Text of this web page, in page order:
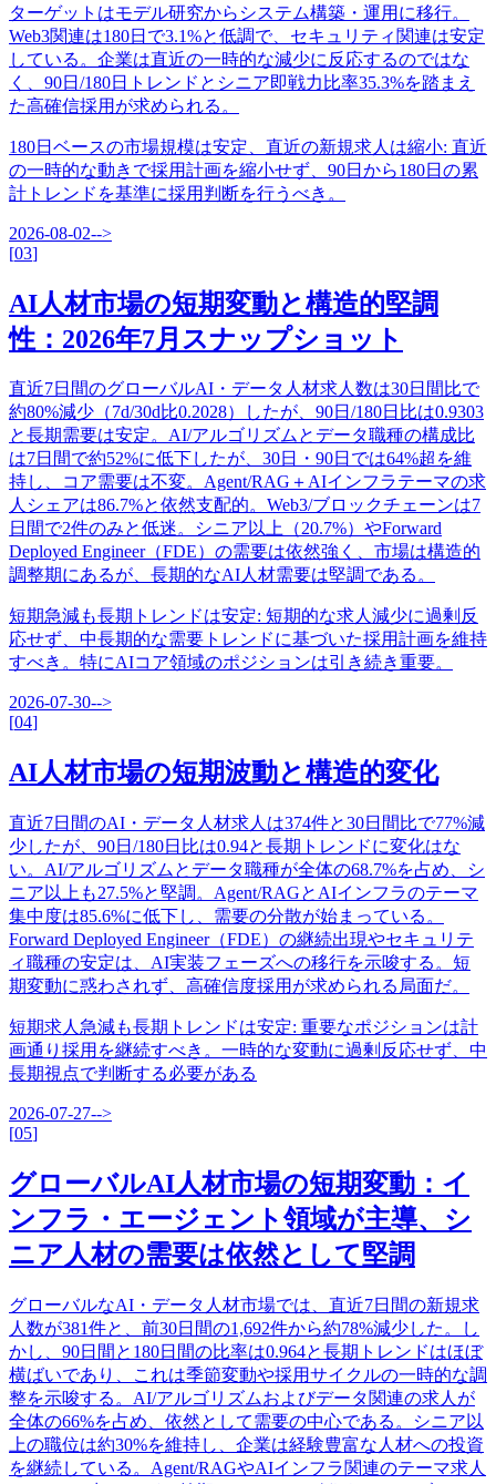
ターゲットはモデル研究からシステム構築・運用に移行。
Web3関連は180日で3.1%と低調で、セキュリティ関連は安定
している。企業は直近の一時的な減少に反応するのではな
く、90日/180日トレンドとシニア即戦力比率35.3%を踏まえ
た高確信採用が求められる。
180日ベースの市場規模は安定、直近の新規求人は縮小: 直近
の一時的な動きで採用計画を縮小せず、90日から180日の累
計トレンドを基準に採用判断を行うべき。
2026-08-02-->
[03]
AI人材市場の短期変動と構造的堅調
性：2026年7月スナップショット
直近7日間のグローバルAI・データ人材求人数は30日間比で
約80%減少（7d/30d比0.2028）したが、90日/180日比は0.9303
と長期需要は安定。AI/アルゴリズムとデータ職種の構成比
は7日間で約52%に低下したが、30日・90日では64%超を維
持し、コア需要は不変。Agent/RAG＋AIインフラテーマの求
人シェアは86.7%と依然支配的。Web3/ブロックチェーンは7
日間で2件のみと低迷。シニア以上（20.7%）やForward
Deployed Engineer（FDE）の需要は依然強く、市場は構造的
調整期にあるが、長期的なAI人材需要は堅調である。
短期急減も長期トレンドは安定: 短期的な求人減少に過剰反
応せず、中長期的な需要トレンドに基づいた採用計画を維持
すべき。特にAIコア領域のポジションは引き続き重要。
2026-07-30-->
[04]
AI人材市場の短期波動と構造的変化
直近7日間のAI・データ人材求人は374件と30日間比で77%減
少したが、90日/180日比は0.94と長期トレンドに変化はな
い。AI/アルゴリズムとデータ職種が全体の68.7%を占め、シ
ニア以上も27.5%と堅調。Agent/RAGとAIインフラのテーマ
集中度は85.6%に低下し、需要の分散が始まっている。
Forward Deployed Engineer（FDE）の継続出現やセキュリテ
ィ職種の安定は、AI実装フェーズへの移行を示唆する。短
期変動に惑わされず、高確信度採用が求められる局面だ。
短期求人急減も長期トレンドは安定: 重要なポジションは計
画通り採用を継続すべき。一時的な変動に過剰反応せず、中
長期視点で判断する必要がある
2026-07-27-->
[05]
グローバルAI人材市場の短期変動：イ
ンフラ・エージェント領域が主導、シ
ニア人材の需要は依然として堅調
グローバルなAI・データ人材市場では、直近7日間の新規求
人数が381件と、前30日間の1,692件から約78%減少した。し
かし、90日間と180日間の比率は0.964と長期トレンドはほぼ
横ばいであり、これは季節変動や採用サイクルの一時的な調
整を示唆する。AI/アルゴリズムおよびデータ関連の求人が
全体の66%を占め、依然として需要の中心である。シニア以
上の職位は約30%を維持し、企業は経験豊富な人材への投資
を継続している。Agent/RAGやAIインフラ関連のテーマ求人